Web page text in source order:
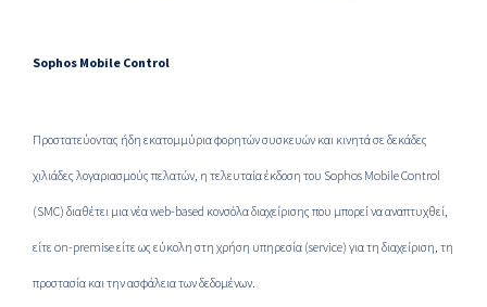
Sophos Mobile Control
Προστατεύοντας ήδη εκατομμύρια φορητών συσκευών και κινητά σε δεκάδες
χιλιάδες λογαριασμούς πελατών, η τελευταία έκδοση του Sophos Mobile Control
(SMC) διαθέτει μια νέα web-based κονσόλα διαχείρισης που μπορεί να αναπτυχθεί,
είτε on-premise είτε ως εύκολη στη χρήση υπηρεσία (service) για τη διαχείριση, τη
προστασία και την ασφάλεια των δεδομένων.